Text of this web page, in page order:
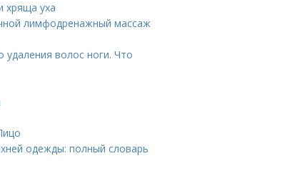
хряща уха
лимфодренажный массаж
удаления волос ноги. Что
одежды: полный словарь